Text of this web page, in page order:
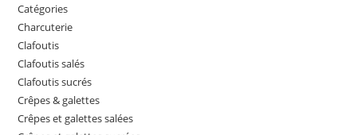
Catégories
Charcuterie
Clafoutis
Clafoutis salés
Clafoutis sucrés
Crêpes & galettes
Crêpes et galettes salées